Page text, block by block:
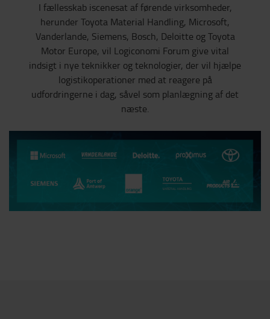
I fællesskab iscenesat af førende virksomheder,
herunder Toyota Material Handling, Microsoft,
Vanderlande, Siemens, Bosch, Deloitte og Toyota
Motor Europe, vil Logiconomi Forum give vital
indsigt i nye teknikker og teknologier, der vil hjælpe
logistikoperationer med at reagere på
udfordringerne i dag, såvel som planlægning af det
næste.